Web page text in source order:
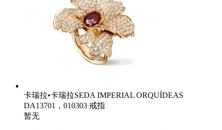
卡瑞拉•卡瑞拉SEDA IMPERIAL ORQUÍDEAS
DA13701，010303 戒指
暂无